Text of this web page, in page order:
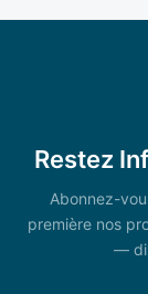
Restez
Abonnez-
première nos
—